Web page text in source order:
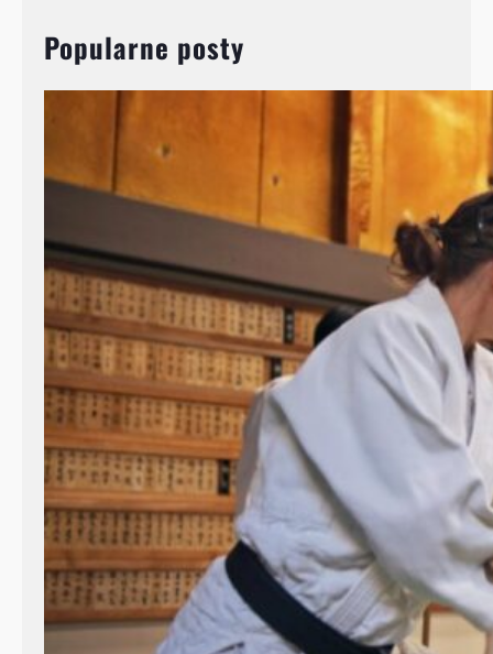
Popularne posty